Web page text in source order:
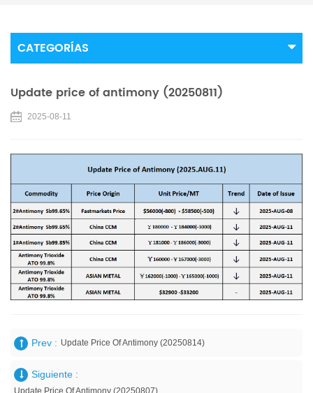
CATEGORÍAS
Update price of antimony (20250811)
2025-08-11
Prev : Update Price Of Antimony (20250814)
Siguiente :
Update Price Of Antimony (20250807)